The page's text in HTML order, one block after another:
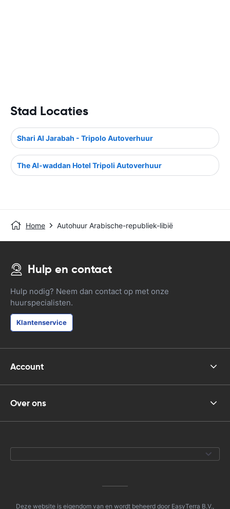
Stad Locaties
Shari Al Jarabah - Tripolo Autoverhuur
The Al-waddan Hotel Tripoli Autoverhuur
Home Autohuur Arabische-republiek-libië
Hulp en contact
Hulp nodig? Neem dan contact op met onze
huurspecialisten.
Klantenservice
Account
Over ons
Deze website is eigendom van en wordt beheerd door EasyTerra B.V.,